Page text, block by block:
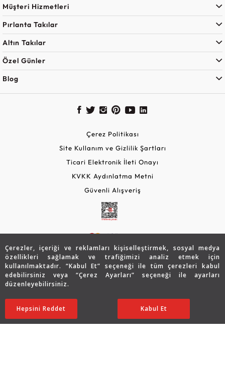
Çerezler, içeriği ve reklamları kişiselleştirmek, sosyal medya
özellikleri sağlamak ve trafiğimizi analiz etmek için
kullanılmaktadır. “Kabul Et” seçeneği ile tüm çerezleri kabul
edebilirsiniz veya “Çerez Ayarları” seçeneği ile ayarları
düzenleyebilirsiniz.
Ayarları Düzenle
Hepsini Reddet Kabul Et
22.495 TL
11.247TL SATIN ALIN
Müşteri Hizmetleri
Pırlanta Takılar
Altın Takılar
Özel Günler
Blog
© 2026 Assos Diamond
Çerez Politikası
Site Kullanım ve Gizlilik Şartları
Ticari Elektronik İleti Onayı
KVKK Aydınlatma Metni
Güvenli Alışveriş
Copyright © 2026 Assos Pırlanta - Bu sitenin tüm hakları